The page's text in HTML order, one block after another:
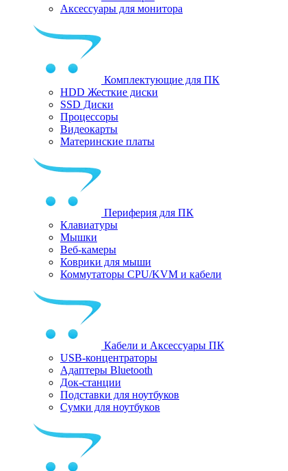
Аксессуары для монитора
Комплектующие для ПК
HDD Жесткие диски
SSD Диски
Процессоры
Видеокарты
Материнские платы
Периферия для ПК
Клавиатуры
Мышки
Веб-камеры
Коврики для мыши
Коммутаторы CPU/KVM и кабели
Кабели и Аксессуары ПК
USB-концентраторы
Адаптеры Bluetooth
Док-станции
Подставки для ноутбуков
Сумки для ноутбуков